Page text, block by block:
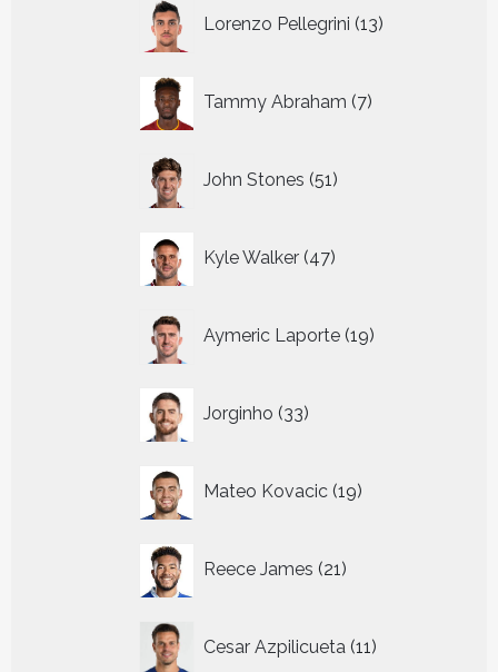
Lorenzo Pellegrini 13
producten
Tammy Abraham 7
producten
John Stones 51
producten
Kyle Walker 47
producten
Aymeric Laporte 19
producten
Jorginho 33
producten
Mateo Kovacic 19
producten
Reece James 21
producten
Cesar Azpilicueta 11
producten